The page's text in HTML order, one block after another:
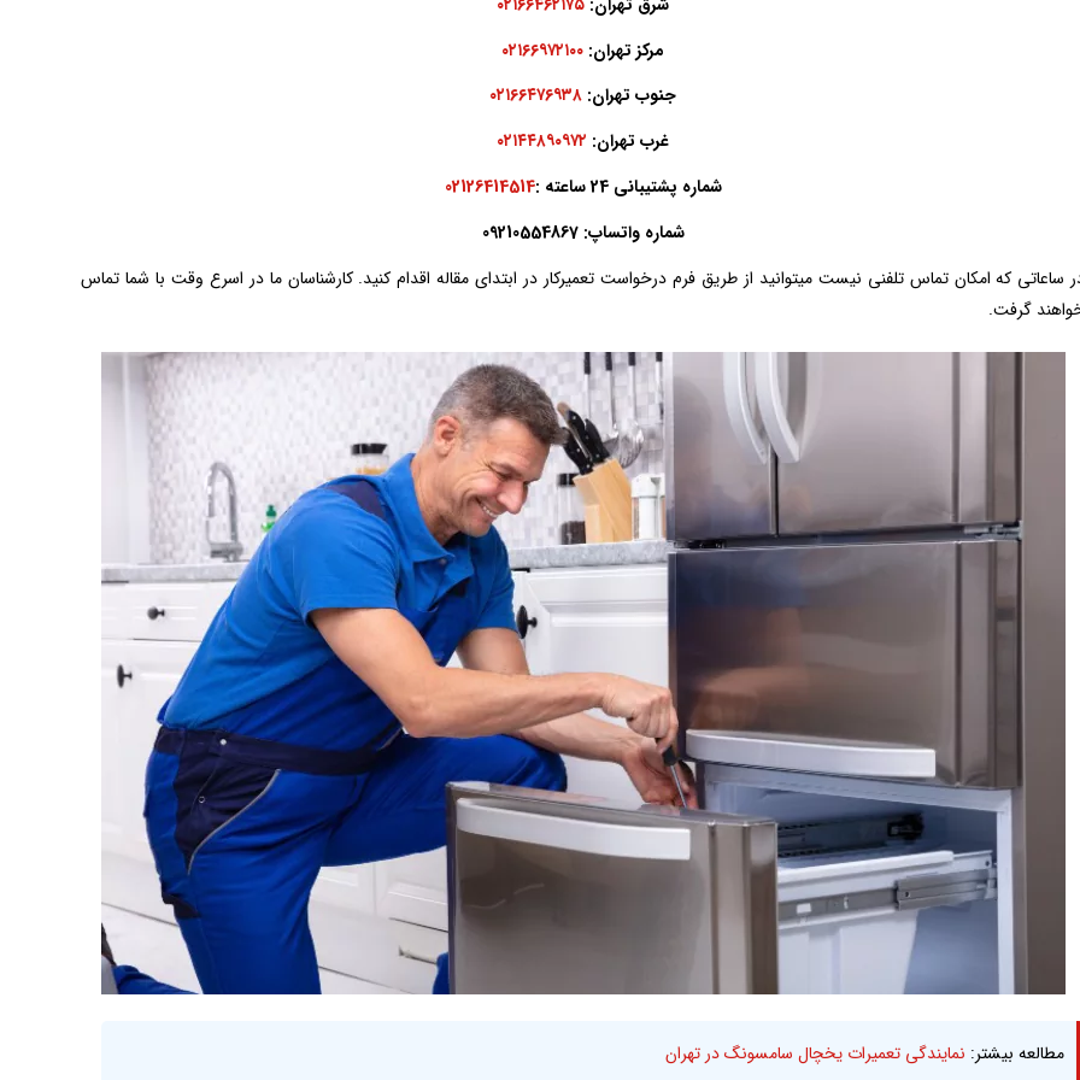
مرکز تهران: ۰۲۱۶۶۹۷۲۱۰۰
جنوب تهران: ۰۲۱۶۶۴۷۶۹۳۸
غرب تهران: ۰۲۱۴۴۸۹۰۹۷۲
شماره پشتیبانی 24 ساعته :
02126414514
شماره واتساپ: 09210554867
ساعاتی که امکان تماس تلفنی نیست میتوانید از طریق فرم درخواست تعمیرکار در ابتدای مقاله اقدام کنید. کارشناسان ما در اسرع وقت با شما تماس
گرفت.
مطالعه بیشتر: نمایندگی تعمیرات یخچال سامسونگ در تهران